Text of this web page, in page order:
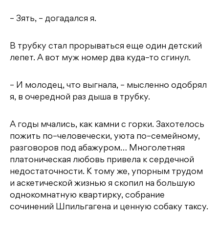
– Зять, – догадался я.
В трубку стал прорываться еще один детский
лепет. А вот муж номер два куда–то сгинул.
– И молодец, что выгнала, – мысленно одобрял
я, в очередной раз дыша в трубку.
А годы мчались, как камни с горки. Захотелось
пожить по–человечески, уюта по–семейному,
разговоров под абажуром… Многолетняя
платоническая любовь привела к сердечной
недостаточности. К тому же, упорным трудом
и аскетической жизнью я скопил на большую
однокомнатную квартирку, собрание
сочинений Шпильгагена и ценную собаку таксу.